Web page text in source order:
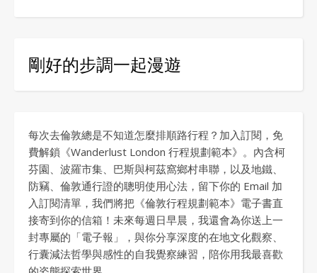
剛好的步調一起漫遊
每次去倫敦總是不知道怎麼排順路行程？加入訂閱，免
費解鎖《Wanderlust London 行程規劃範本》。內含柯
芬園、波羅市集、巴斯與柯茲窩鄉村串聯，以及地鐵、
防竊、倫敦通行證的聰明使用心法，留下你的 Email 加
入訂閱清單，我們將把《倫敦行程規劃範本》電子書直
接寄到你的信箱！未來每週日早晨，我還會為你送上一
封專屬的「電子報」，與你分享深度的在地文化觀察、
行囊減法哲學與感性的自我覺察練習，陪你用我最喜歡